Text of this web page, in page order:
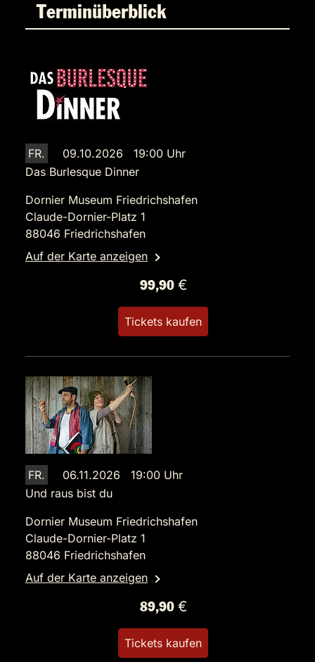
Terminüberblick
FR.
09.10.2026 19:00 Uhr
Das Burlesque Dinner
Dornier Museum Friedrichshafen
Claude-Dornier-Platz 1
88046 Friedrichshafen
Auf der Karte anzeigen
99,90 €
Tickets kaufen
FR.
06.11.2026 19:00 Uhr
Und raus bist du
Dornier Museum Friedrichshafen
Claude-Dornier-Platz 1
88046 Friedrichshafen
Auf der Karte anzeigen
89,90 €
Tickets kaufen